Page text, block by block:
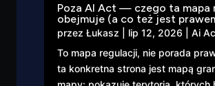
Poza AI Act — czego ta mapa
obejmuje (a co też jest
przez Łukasz lip 12, 2026
Ai
To mapa regulacji, nie porada
ta konkretna strona jest mapą